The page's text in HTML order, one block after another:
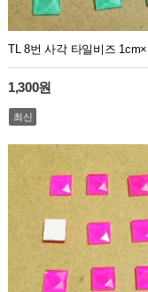
1,300원
최신